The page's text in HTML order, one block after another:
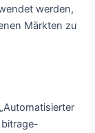
werden,
Märkten zu
bitrage-